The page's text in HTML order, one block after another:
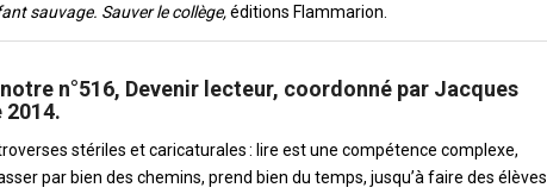
sauvage. Sauver le collège,éditions Flammarion.
n°516, Devenir lecteur, coordonné par Jacques
2014.
stériles et caricaturales : lire est une compétence complexe,
par bien des chemins, prend bien du temps, jusqu’à faire des élèves